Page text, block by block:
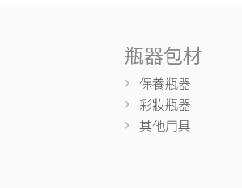
瓶器包材
保養瓶器
彩妝瓶器
其他用具